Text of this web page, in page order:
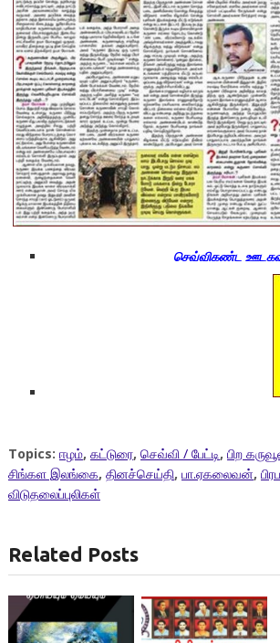
செவ்விகண்ட
Topics: ஈழம், கட்டுரை, செவ்வி / பேட்டி, பிற
சிங்கள இலங்கை, தினச்செய்தி, பா.ஏகலைவன்,
விடுதலைப்புலிகள்
Related Posts